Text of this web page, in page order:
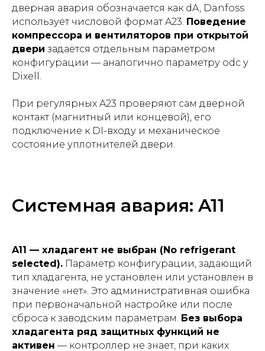
дверная авария обозначается как dA, Danfoss
использует числовой формат A23. Поведение
компрессора и вентиляторов при открытой
двери задаётся отдельным параметром
конфигурации — аналогично параметру odc у
Dixell.
При регулярных A23 проверяют сам дверной
контакт (магнитный или концевой), его
подключение к DI-входу и механическое
состояние уплотнителей двери.
Системная авария: A11
A11 — хладагент не выбран (No refrigerant
selected). Параметр конфигурации, задающий
тип хладагента, не установлен или установлен в
значение «нет». Это административная ошибка
при первоначальной настройке или после
сброса к заводским параметрам. Без выбора
хладагента ряд защитных функций не
активен — контроллер не знает, при каких